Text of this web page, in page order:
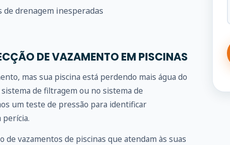
drenagem inesperadas
DE VAZAMENTO EM PISCINAS
mas sua piscina está perdendo mais água do
de filtragem ou no sistema de
um teste de pressão para identificar
vazamentos de piscinas que atendam às suas